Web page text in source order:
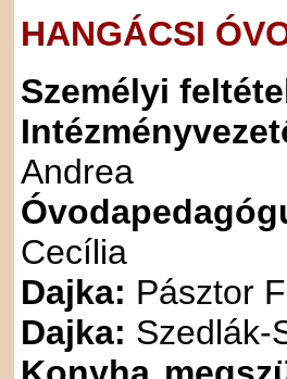
HANGÁCSI
Személyi
Andrea
Cecília
Dajka: Pásztor
Dajka: Szedlák-